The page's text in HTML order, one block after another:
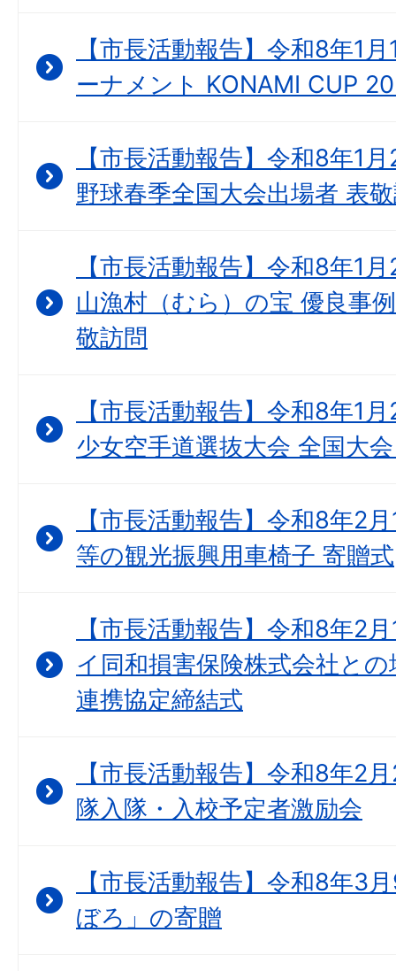
【市長活動報告】令和8年1
ーナメント KONAMI CUP
【市長活動報告】令和8年1
野球春季全国大会出場者 表
【市長活動報告】令和8年1
山漁村（むら）の宝 優良事
敬訪問
【市長活動報告】令和8年1
少女空手道選抜大会 全国大
【市長活動報告】令和8年2
等の観光振興用車椅子 寄贈式
【市長活動報告】令和8年2
イ同和損害保険株式会社と
連携協定締結式
【市長活動報告】令和8年2
隊入隊・入校予定者激励会
【市長活動報告】令和8年3
ぼろ」の寄贈